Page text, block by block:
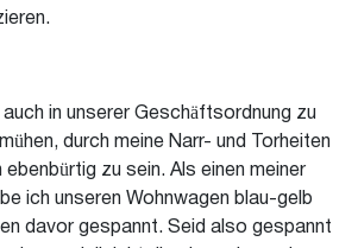
in unserer Geschäftsordnung zu
durch meine Narr- und Torheiten
ebenbürtig zu sein. Als einen meiner
ich unseren Wohnwagen blau-gelb
davor gespannt. Seid also gespannt